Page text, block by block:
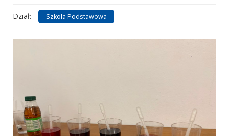
Dział: Szkoła Podstawowa